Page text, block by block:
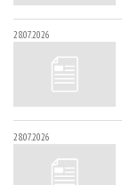
28.07.2026
28.07.2026